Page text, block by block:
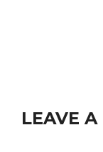
LEAVE